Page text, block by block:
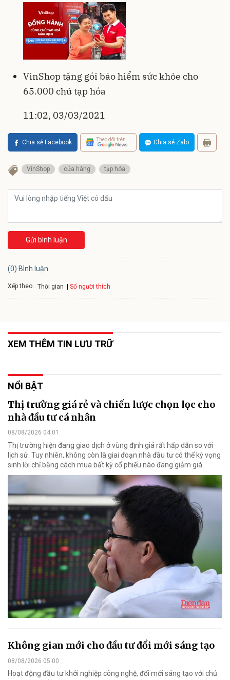
VinShop tặng gói bảo hiểm sức khỏe cho
65.000 chủ tạp hóa
11:02, 03/03/2021
Chia sẻ Facebook Theo dõi trên Chia sẻ Zalo
VinShop cửa hàng tạp hóa
Gửi bình luận
(0) Bình luận
Xếp theo: Thời gian Số người thích
XEM THÊM TIN LƯU TRỮ
NỔI BẬT
Thị trường giá rẻ và chiến lược chọn lọc cho
nhà đầu tư cá nhân
08/08/2026 04:01
Thị trường hiện đang giao dịch ở vùng định giá rất hấp dẫn so với
lịch sử. Tuy nhiên, không còn là giai đoạn nhà đầu tư có thể kỳ vọng
sinh lời chỉ bằng cách mua bất kỳ cổ phiếu nào đang giảm giá.
Không gian mới cho đầu tư đổi mới sáng tạo
08/08/2026 05:00
Hoạt động đầu tư khởi nghiệp công nghệ, đổi mới sáng tạo với chủ